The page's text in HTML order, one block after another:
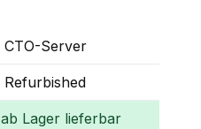
CTO-Server
Refurbished
ab Lager lieferbar